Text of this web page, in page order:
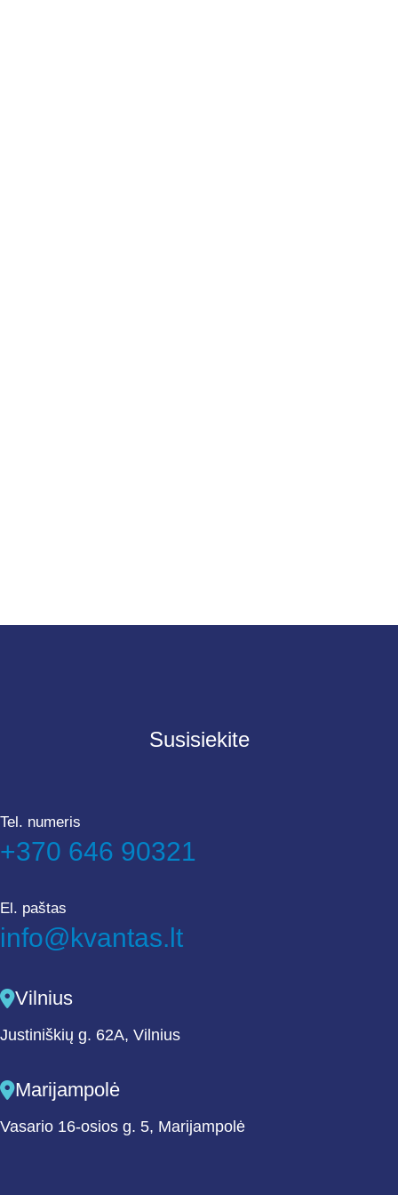
Susisiekite
Tel. numeris
+370 646 90321
El. paštas
info@kvantas.lt
Vilnius
Justiniškių g. 62A, Vilnius
Marijampolė
Vasario 16-osios g. 5, Marijampolė